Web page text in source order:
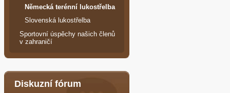
Německá terénní lukostřelba
Slovenská lukostřelba
Sportovní úspěchy našich členů
v zahraničí
Diskuzní fórum